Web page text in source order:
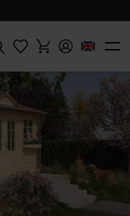
Paieška
PIRKINIŲ